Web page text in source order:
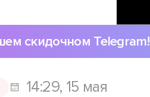
скидочном Telegram!
14:29, 15 мая